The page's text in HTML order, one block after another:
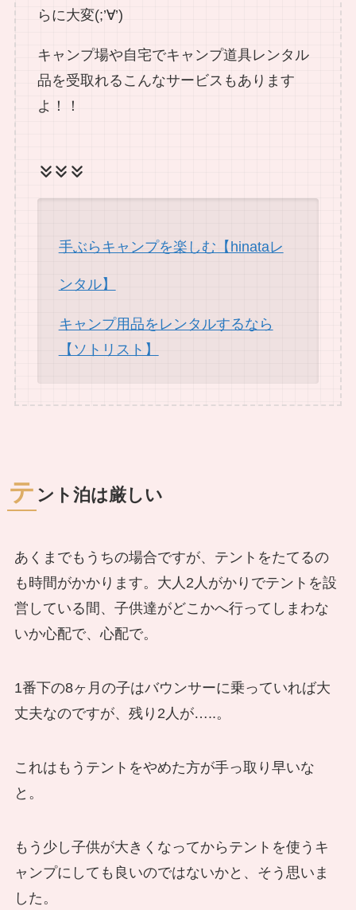
らに大変(;’∀’)
キャンプ場や自宅でキャンプ道具レンタル
品を受取れるこんなサービスもあります
よ！！
手ぶらキャンプを楽しむ【hinataレ
ンタル】
キャンプ用品をレンタルするなら
【ソトリスト】
テ ント泊は厳しい
あくまでもうちの場合ですが、テントをたてるの
も時間がかかります。大人2人がかりでテントを設
営している間、子供達がどこかへ行ってしまわな
いか心配で、心配で。
1番下の8ヶ月の子はバウンサーに乗っていれば大
丈夫なのですが、残り2人が…..。
これはもうテントをやめた方が手っ取り早いな
と。
もう少し子供が大きくなってからテントを使うキ
ャンプにしても良いのではないかと、そう思いま
した。